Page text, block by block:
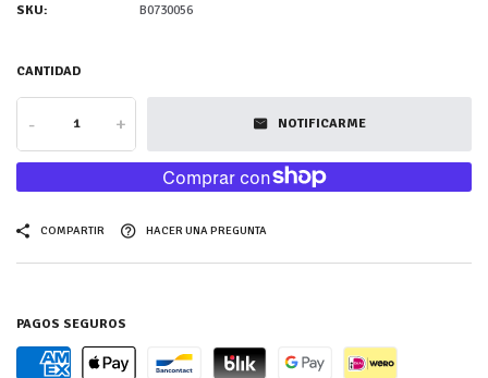
SKU: B0730056
CANTIDAD
- + NOTIFICARME
COMPARTIR HACER UNA PREGUNTA
PAGOS SEGUROS